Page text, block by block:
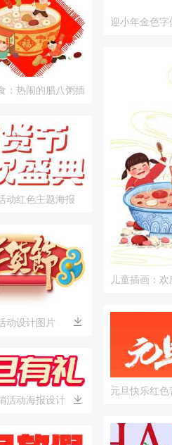
：热闹的腊八粥插
动红色主题海报
动设计图片
活动海报设计
迎小年金色
儿童插画：
元旦快乐红